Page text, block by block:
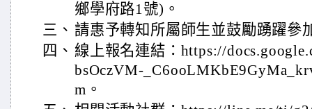
鄉學府路1號)。
三、 請惠予轉知所屬師生並鼓勵踴躍參
四、 線上報名連結：https://
bsOczVM-
m。